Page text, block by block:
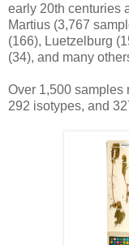
early 20th centuries
Martius (3,767
(166), Luetzelburg
(34), and many
Over 1,500 samples
292 isotypes, and